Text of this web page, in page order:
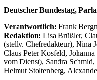
Deutscher Bundestag,
Verantwortlich: Frank
Redaktion: Lisa Brüßler,
(stellv. Chefredakteur), Nina
Claus Peter Kosfeld,
vom Dienst), Sandra
Helmut Stoltenberg,